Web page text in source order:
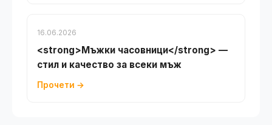
16.06.2026
<strong>Мъжки часовници</strong> —
стил и качество за всеки мъж
Прочети →